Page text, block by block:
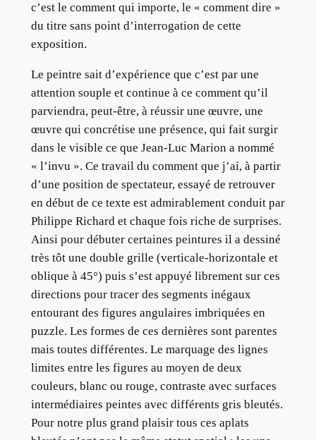
c’est le comment qui importe, le « comment dire »
du titre sans point d’interrogation de cette
exposition.
Le peintre sait d’expérience que c’est par une
attention souple et continue à ce comment qu’il
parviendra, peut-être, à réussir une œuvre, une
œuvre qui concrétise une présence, qui fait surgir
dans le visible ce que Jean-Luc Marion a nommé
« l’invu ». Ce travail du comment que j’ai, à partir
d’une position de spectateur, essayé de retrouver
en début de ce texte est admirablement conduit par
Philippe Richard et chaque fois riche de surprises.
Ainsi pour débuter certaines peintures il a dessiné
très tôt une double grille (verticale-horizontale et
oblique à 45°) puis s’est appuyé librement sur ces
directions pour tracer des segments inégaux
entourant des figures angulaires imbriquées en
puzzle. Les formes de ces dernières sont parentes
mais toutes différentes. Le marquage des lignes
limites entre les figures au moyen de deux
couleurs, blanc ou rouge, contraste avec surfaces
intermédiaires peintes avec différents gris bleutés.
Pour notre plus grand plaisir tous ces aplats